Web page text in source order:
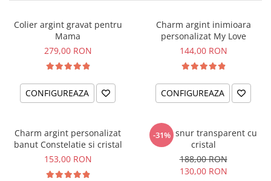
Colier argint gravat pentru
Mama
279,00 RON
CONFIGUREAZA
Charm argint inimioara
personalizat My Love
144,00 RON
CONFIGUREAZA
Charm argint personalizat
banut Constelatie si cristal
153,00 RON
-31%
Colier snur transparent cu
cristal
188,00 RON
130,00 RON